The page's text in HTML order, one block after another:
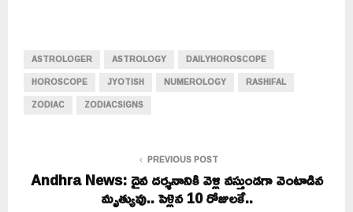
ASTROLOGER ASTROLOGY
DAILYHOROSCOPE
HOROSCOPE
JYOTISH NUMEROLOGY
RASHIFAL
ZODIAC
ZODIACSIGNS
PREVIOUS POST
Andhra News: దైవ దర్శనానికి వెళ్లి వస్తుండగా వెంటాడిన
మృత్యువు.. పెళ్లైన 10 రోజులకే..